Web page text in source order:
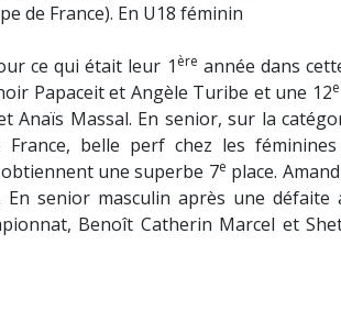
de France). En U18 féminin
ce qui était leur 1 ère année dans
Papaceit et Angèle Turibe et une 12e
Anaïs Massal. En senior, sur la
belle perf chez les
une superbe 7e place.
En senior masculin après une défaite
Benoît Catherin Marcel et